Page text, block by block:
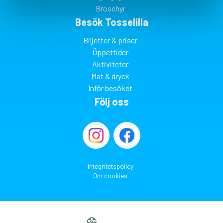
Broschyr
Besök Tosselilla
Biljetter & priser
Öppettider
Aktiviteter
Mat & dryck
Inför besöket
Följ oss
Integritetspolicy
Om cookies